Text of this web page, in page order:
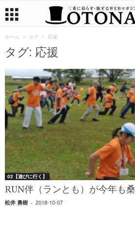
ホーム タグ 応援
タグ: 応援
02【遊びに行く】
RUN伴（ランとも）が今年も
松井 勇樹 - 2018-10-07